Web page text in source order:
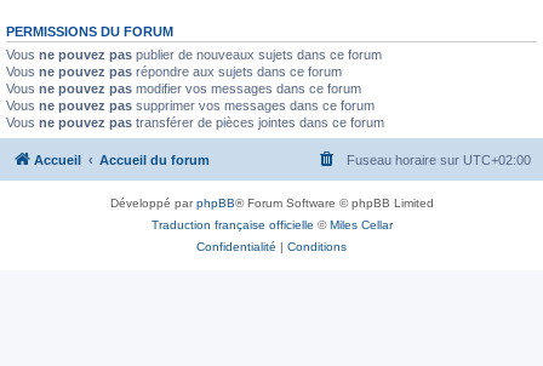
PERMISSIONS DU FORUM
Vous ne pouvez pas publier de nouveaux sujets dans ce forum
Vous ne pouvez pas répondre aux sujets dans ce forum
Vous ne pouvez pas modifier vos messages dans ce forum
Vous ne pouvez pas supprimer vos messages dans ce forum
Vous ne pouvez pas transférer de pièces jointes dans ce forum
Accueil Accueil du forum Fuseau horaire sur UTC+02:00
Développé parphpBB® Forum Software © phpBB Limited
Traduction française officielle ©Miles Cellar
Confidentialité | Conditions